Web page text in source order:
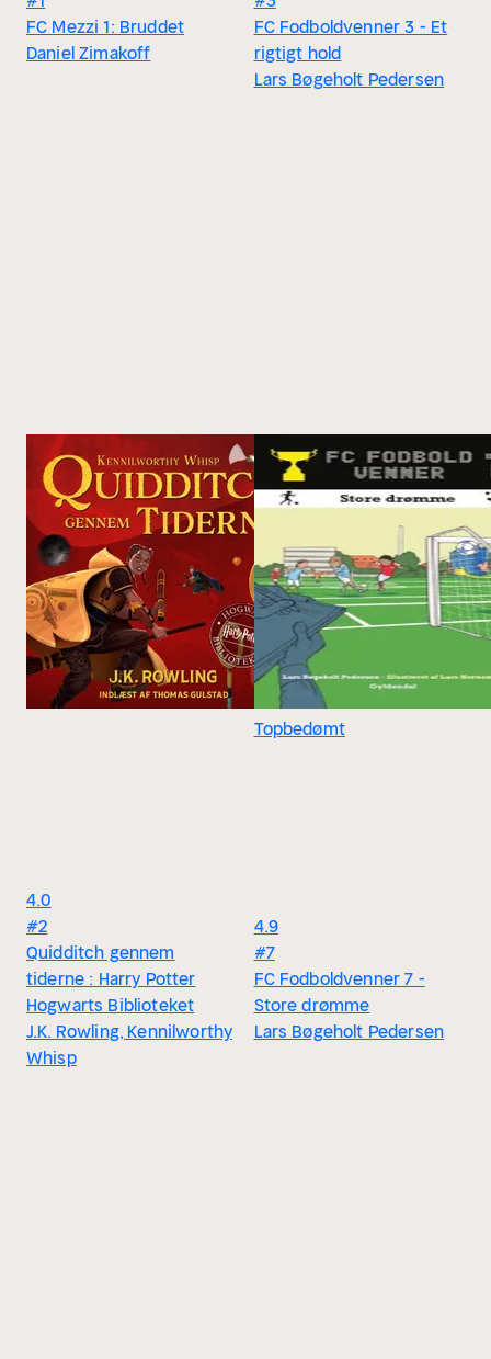
FC Mezzi 1: Bruddet
Daniel Zimakoff
FC Fodboldvenner 3 - Et
rigtigt hold
Lars Bøgeholt Pedersen
4.0
#2
Quidditch gennem
tiderne : Harry Potter
Hogwarts Biblioteket
J.K. Rowling, Kennilworthy
Whisp
Topbedømt
4.9
#7
FC Fodboldvenner 7 -
Store drømme
Lars Bøgeholt Pedersen